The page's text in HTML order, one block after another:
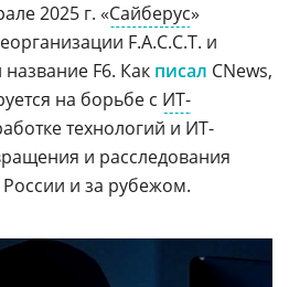
2025 г. «Сайберус»
F.A.C.C.T. и
F6. Как писал CNews,
на борьбе с ИТ-
технологий и ИТ-
и расследования
и за рубежом.